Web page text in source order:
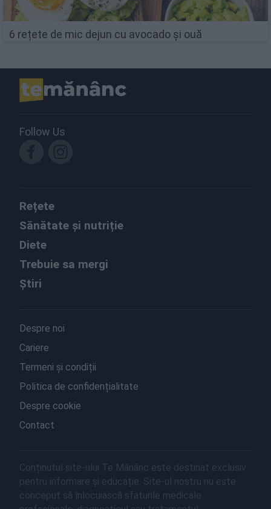
6 rețete de mic dejun cu avocado și ouă
Follow Us
Rețete
Sănătate și nutriție
Diete
Trebuie sa mergi
Știri
Despre noi
Cariere
Termeni și condiții
Politica de confidențialitate
Despre cookie
Contact
Conținutul site-ului Te Mănânc este destinat exclusiv
pentru informare și educație. Site-ul nostru nu este
conceput să înlocuiască sfaturile medicale